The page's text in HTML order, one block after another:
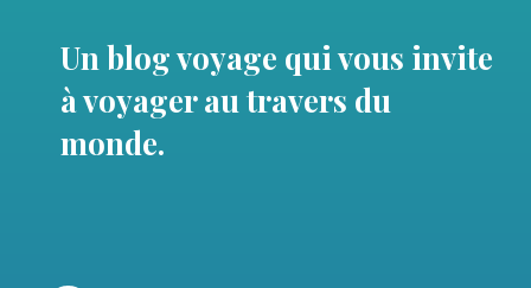
Un blog voyage qui vous invite
à voyager au travers du
monde.